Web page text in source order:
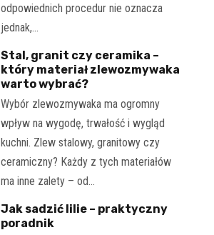
odpowiednich procedur nie oznacza
jednak,…
Stal, granit czy ceramika –
który materiał zlewozmywaka
warto wybrać?
Wybór zlewozmywaka ma ogromny
wpływ na wygodę, trwałość i wygląd
kuchni. Zlew stalowy, granitowy czy
ceramiczny? Każdy z tych materiałów
ma inne zalety – od…
Jak sadzić lilie – praktyczny
poradnik